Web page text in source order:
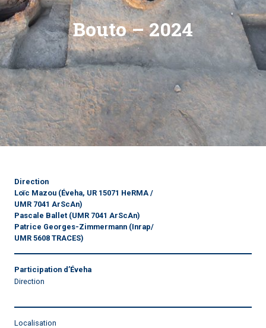
Bouto – 2024
Direction
Loïc Mazou (Éveha, UR 15071 HeRMA /
UMR 7041 ArScAn)
Pascale Ballet (UMR 7041 ArScAn)
Patrice Georges-Zimmermann (Inrap/
UMR 5608 TRACES)
Participation d’Éveha
Direction
Localisation